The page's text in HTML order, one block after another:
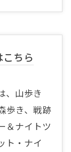
ちら
、山歩き
歩き、戦跡
＆ナイトツ
ト・ナイ